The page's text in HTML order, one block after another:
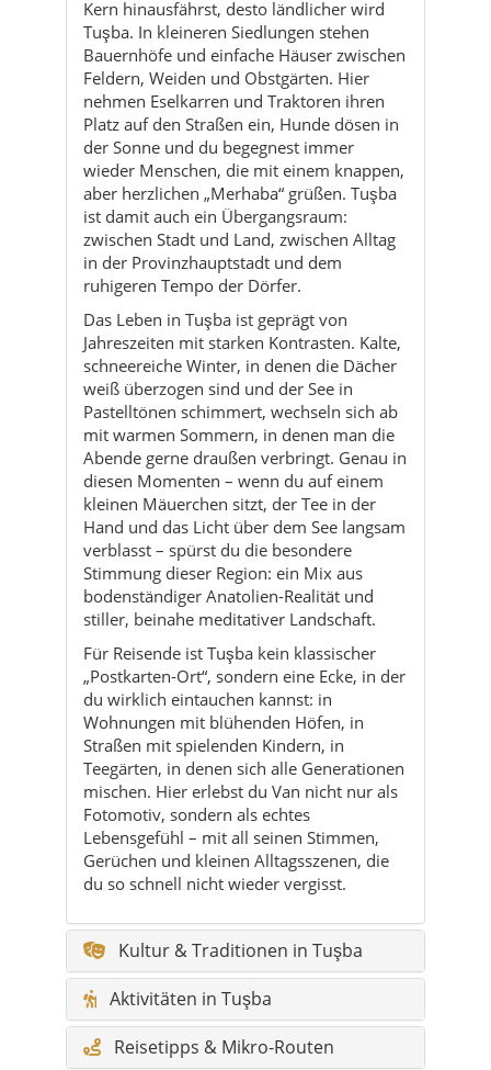
Platz auf den Straßen ein, Hunde dösen in
der Sonne und du begegnest immer
wieder Menschen, die mit einem knappen,
aber herzlichen „Merhaba“ grüßen. Tuşba
ist damit auch ein Übergangsraum:
zwischen Stadt und Land, zwischen Alltag
in der Provinzhauptstadt und dem
ruhigeren Tempo der Dörfer.
Das Leben in Tuşba ist geprägt von
Jahreszeiten mit starken Kontrasten. Kalte,
schneereiche Winter, in denen die Dächer
weiß überzogen sind und der See in
Pastelltönen schimmert, wechseln sich ab
mit warmen Sommern, in denen man die
Abende gerne draußen verbringt. Genau in
diesen Momenten – wenn du auf einem
kleinen Mäuerchen sitzt, der Tee in der
Hand und das Licht über dem See langsam
verblasst – spürst du die besondere
Stimmung dieser Region: ein Mix aus
bodenständiger Anatolien-Realität und
stiller, beinahe meditativer Landschaft.
Für Reisende ist Tuşba kein klassischer
„Postkarten-Ort“, sondern eine Ecke, in der
du wirklich eintauchen kannst: in
Wohnungen mit blühenden Höfen, in
Straßen mit spielenden Kindern, in
Teegärten, in denen sich alle Generationen
mischen. Hier erlebst du Van nicht nur als
Fotomotiv, sondern als echtes
Lebensgefühl – mit all seinen Stimmen,
Gerüchen und kleinen Alltagsszenen, die
du so schnell nicht wieder vergisst.
Kultur & Traditionen in Tuşba
Aktivitäten in Tuşba
Reisetipps & Mikro-Routen
Nachhaltigkeit in Tuşba
Für wen ist Tuşba geeignet?